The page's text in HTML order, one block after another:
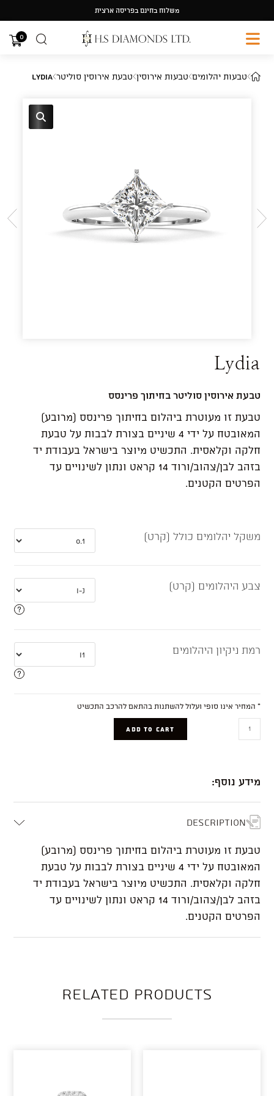
content
משלוח בחינם בפריסה ארצית
0
טבעות יהלומים טבעות אירוסין טבעת אירוסין סוליטר Lydia
Lydia
טבעת אירוסין סוליטר בחיתוך פרינסס
טבעת זו מעוטרת ביהלום בחיתוך פרינסס (מרובע)
המאובטח על ידי 4 שיניים בצורת לבבות על טבעת
חלקה וקלאסית. התכשיט מיוצר בישראל בעבודת יד
בזהב לבן/צהוב/ורוד 14 קראט ונתון לשינויים עד
הפרטים הקטנים.
משקל יהלומים כולל (קרט)
צבע היהלומים (קרט)
רמת ניקיון היהלומים
* המחיר אינו סופי ועלול להשתנות בהתאם להרכב התכשיט
ADD TO CART
מידע נוסף:
Description
טבעת זו מעוטרת ביהלום בחיתוך פרינסס (מרובע)
המאובטח על ידי 4 שיניים בצורת לבבות על טבעת
חלקה וקלאסית. התכשיט מיוצר בישראל בעבודת יד
בזהב לבן/צהוב/ורוד 14 קראט ונתון לשינויים עד
הפרטים הקטנים.
Related products